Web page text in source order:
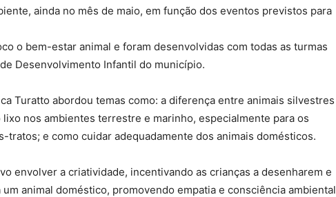
ainda no mês de maio, em função dos eventos previstos para
o bem-estar animal e foram desenvolvidas com todas as turmas
Desenvolvimento Infantil do município.
Turatto abordou temas como: a diferença entre animais silvestres
nos ambientes terrestre e marinho, especialmente para os
tratos; e como cuidar adequadamente dos animais domésticos.
envolver a criatividade, incentivando as crianças a desenharem e
animal doméstico, promovendo empatia e consciência ambiental